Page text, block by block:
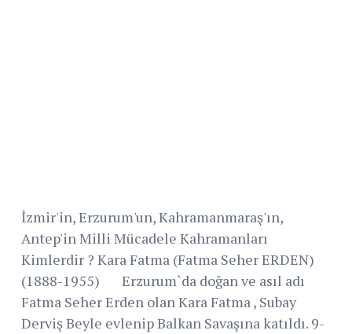
İzmir'in, Erzurum'un, Kahramanmaraş'ın,
Antep'in Milli Mücadele Kahramanları
Kimlerdir ? Kara Fatma (Fatma Seher ERDEN)
(1888-1955) Erzurum`da doğan ve asıl adı
Fatma Seher Erden olan Kara Fatma , Subay
Derviş Beyle evlenip Balkan Savaşına katıldı. 9-